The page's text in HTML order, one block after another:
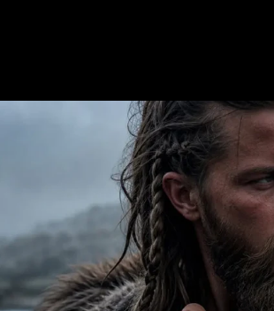
Cosplay.
Material: Hergestellt
Material für optimalen
Gewicht
: Leicht,
Unbehagen.
Anpassbarkeit:
individuelle Passform.
Stil: Inspiriert von